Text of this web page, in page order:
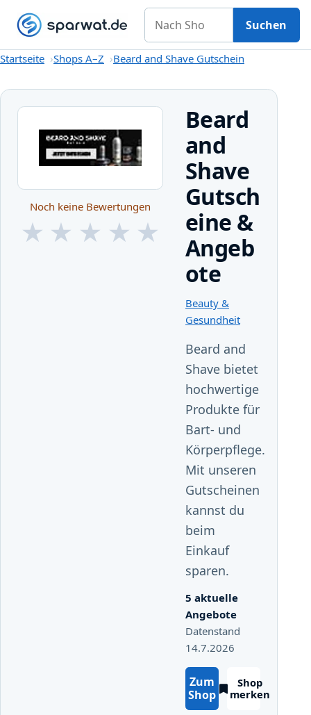
Startseite
GutscheineShops A–Z KategorienMagazin
Nach Shop suchen
Suchen
Startseite Shops A–Z Beard and Shave Gutschein
Noch keine Bewertungen
★ ★ ★ ★ ★
Beard
and
Shave
Gutsch
eine &
Angeb
ote
Beauty &
Gesundheit
Beard and
Shave bietet
hochwertige
Produkte für
Bart- und
Körperpflege.
Mit unseren
Gutscheinen
kannst du
beim
Einkauf
sparen.
5 aktuelle
Angebote
Datenstand
14.7.2026
Zum
Shop
Shop
merken